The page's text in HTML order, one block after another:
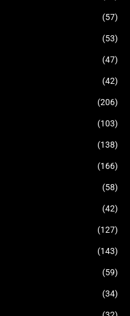
(57)
(53)
(47)
(42)
(206)
(103)
(138)
(166)
(58)
(42)
(127)
(143)
(59)
(34)